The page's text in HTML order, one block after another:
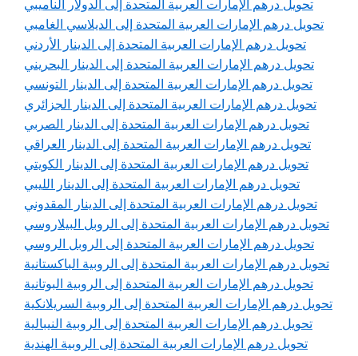
تحويل درهم الإمارات العربية المتحدة إلى الدولار الناميبي
تحويل درهم الإمارات العربية المتحدة إلى الديلاسي الغامبي
تحويل درهم الإمارات العربية المتحدة إلى الدينار الأردني
تحويل درهم الإمارات العربية المتحدة إلى الدينار البحريني
تحويل درهم الإمارات العربية المتحدة إلى الدينار التونسي
تحويل درهم الإمارات العربية المتحدة إلى الدينار الجزائري
تحويل درهم الإمارات العربية المتحدة إلى الدينار الصربي
تحويل درهم الإمارات العربية المتحدة إلى الدينار العراقي
تحويل درهم الإمارات العربية المتحدة إلى الدينار الكويتي
تحويل درهم الإمارات العربية المتحدة إلى الدينار الليبي
تحويل درهم الإمارات العربية المتحدة إلى الدينار المقدوني
تحويل درهم الإمارات العربية المتحدة إلى الروبل البيلاروسي
تحويل درهم الإمارات العربية المتحدة إلى الروبل الروسي
تحويل درهم الإمارات العربية المتحدة إلى الروبية الباكستانية
تحويل درهم الإمارات العربية المتحدة إلى الروبية البوتانية
تحويل درهم الإمارات العربية المتحدة إلى الروبية السريلانكية
تحويل درهم الإمارات العربية المتحدة إلى الروبية النيبالية
تحويل درهم الإمارات العربية المتحدة إلى الروبية الهندية